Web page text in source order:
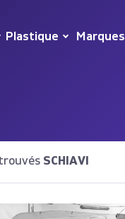
Plastique Marques
SCHIAVI